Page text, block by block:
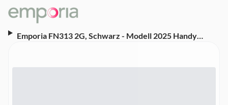
Emporia FN313 2G, Schwarz - Modell 2025 Handy